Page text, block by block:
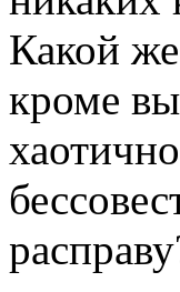
Какой
кроме